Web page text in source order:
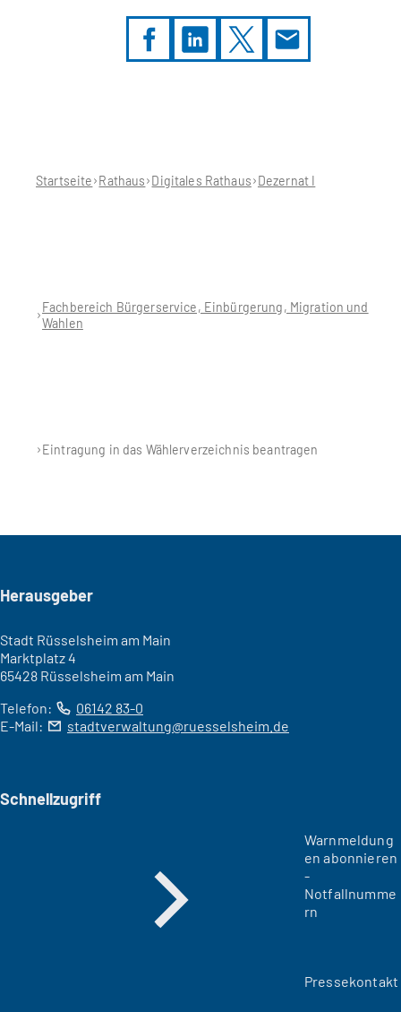
hier:Startseite Rathaus Digitales Rathaus Dezernat I
Fachbereich Bürgerservice, Einbürgerung, Migration und
Wahlen
Eintragung in das Wählerverzeichnis beantragen
Seitenfuß
Herausgeber
Stadt Rüsselsheim am Main
Marktplatz 4
65428 Rüsselsheim am Main
Telefon:
06142 83-0
E-Mail:
stadtverwaltung ruesselsheim de
Schnellzugriff
Warnmeldung
en abonnieren
-
Notfallnumme
rn
Pressekontakt